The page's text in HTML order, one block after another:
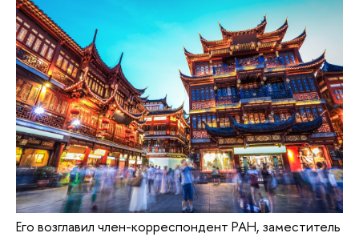
Его возглавил член-корреспондент РАН, заместитель